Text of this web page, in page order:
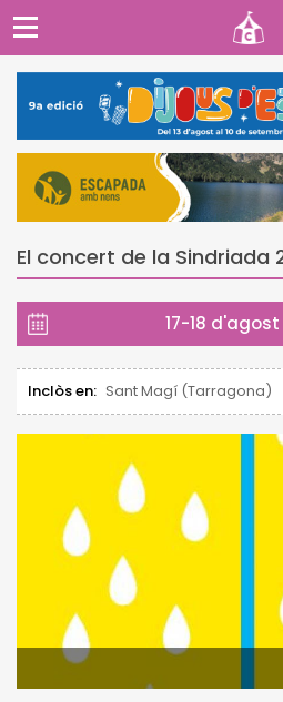
El concert de la Sindriada
17-18 d'agost
Inclòs en: Sant Magí (Tarragona)